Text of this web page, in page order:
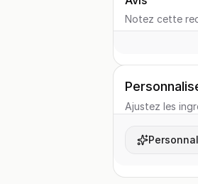
Notez cette
Ajustez les